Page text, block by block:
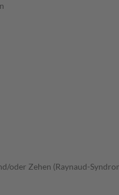
oder Zehen (Raynaud-